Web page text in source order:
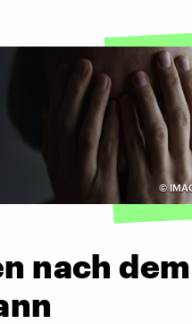
©
nach dem